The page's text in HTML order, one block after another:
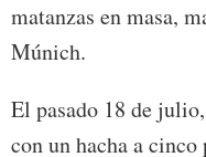
matanzas en masa,
Múnich.
El pasado 18 de
con un hacha a